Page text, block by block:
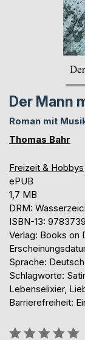
Der Mann
Roman mit
Thomas Bahr
Freizeit & Hobbys
ePUB
1,7 MB
DRM:
ISBN-13:
Verlag: Books on
Sprache: Deutsch
Schlagworte:
Lebenselixier,
Barrierefreiheit:
Bewertung::